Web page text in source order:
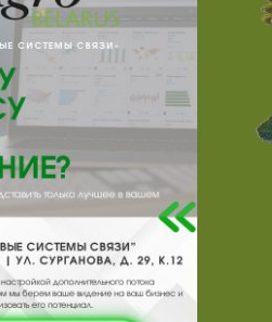
бухгалтерское
а также
ООО, Частного
наших специалистов в
постоянно
качественный
правильно сданную
риска претензий
органов,
а
.